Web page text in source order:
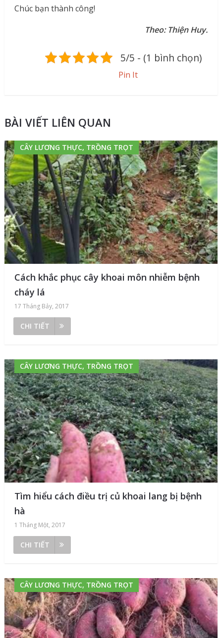
Chúc bạn thành công!
Theo: Thiện Huy.
5/5 - (1 bình chọn)
Pin It
BÀI VIẾT LIÊN QUAN
CÂY LƯƠNG THỰC, TRỒNG TRỌT
Cách khắc phục cây khoai môn nhiễm bệnh
cháy lá
17 Tháng Bảy, 2017
CHI TIẾT
CÂY LƯƠNG THỰC, TRỒNG TRỌT
Tìm hiểu cách điều trị củ khoai lang bị bệnh
hà
1 Tháng Một, 2017
CHI TIẾT
CÂY LƯƠNG THỰC, TRỒNG TRỌT